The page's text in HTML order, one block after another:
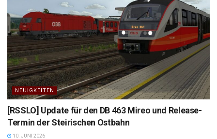
NEUIGKEITEN
[RSSLO] Update für den DB 463 Mireo und Release-
Termin der Steirischen Ostbahn
10. JUNI 2026